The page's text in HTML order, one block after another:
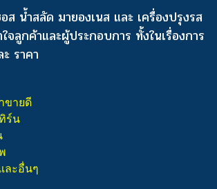
ส น้ำสลัด มายองเนส และ เครื่องปรุงรส
จลูกค้าและผู้ประกอบการ ทั้งในเรื่องการ
ราคา
ขายดี
ร์น
ละอื่นๆ